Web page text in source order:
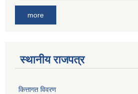
more
स्थानीय राजपत्र
कित्तागत विवरण